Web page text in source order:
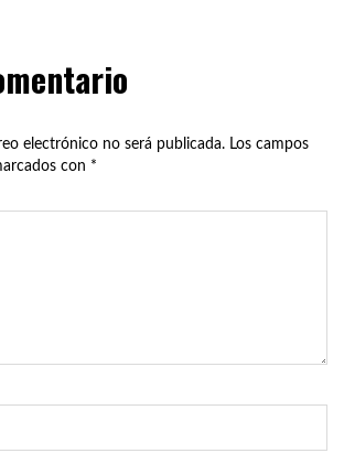
electrónico no será publicada. Los campos
con *